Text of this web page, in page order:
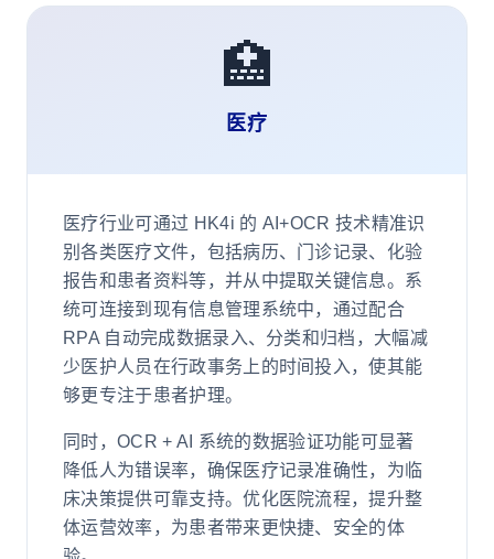
🏥
医疗
医疗行业可通过 HK4i 的 AI+OCR 技术精准识
别各类医疗文件，包括病历、门诊记录、化验
报告和患者资料等，并从中提取关键信息。系
统可连接到现有信息管理系统中，通过配合
RPA 自动完成数据录入、分类和归档，大幅减
少医护人员在行政事务上的时间投入，使其能
够更专注于患者护理。
同时，OCR + AI 系统的数据验证功能可显著
降低人为错误率，确保医疗记录准确性，为临
床决策提供可靠支持。优化医院流程，提升整
体运营效率，为患者带来更快捷、安全的体